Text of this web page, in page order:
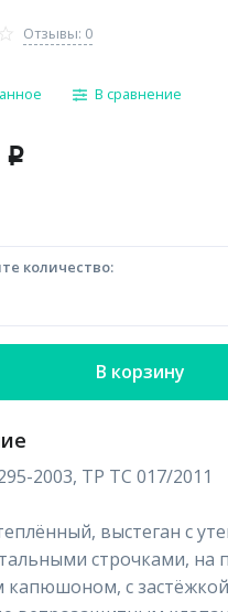
Отзывы: 0
В сравнение
p
количество:
В корзину
2003, ТР ТС 017/2011
выстеган с
строчками, на
капюшоном, с